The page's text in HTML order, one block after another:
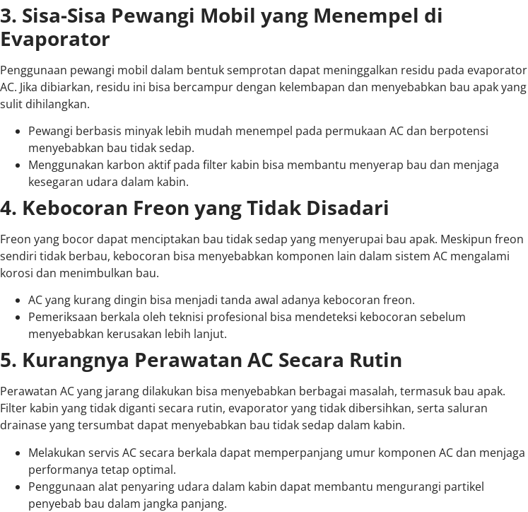
3. Sisa-Sisa Pewangi Mobil yang Menempel di
Evaporator
Penggunaan pewangi mobil dalam bentuk semprotan dapat meninggalkan residu pada evaporator
AC. Jika dibiarkan, residu ini bisa bercampur dengan kelembapan dan menyebabkan bau apak yang
sulit dihilangkan.
Pewangi berbasis minyak lebih mudah menempel pada permukaan AC dan berpotensi
menyebabkan bau tidak sedap.
Menggunakan karbon aktif pada filter kabin bisa membantu menyerap bau dan menjaga
kesegaran udara dalam kabin.
4. Kebocoran Freon yang Tidak Disadari
Freon yang bocor dapat menciptakan bau tidak sedap yang menyerupai bau apak. Meskipun freon
sendiri tidak berbau, kebocoran bisa menyebabkan komponen lain dalam sistem AC mengalami
korosi dan menimbulkan bau.
AC yang kurang dingin bisa menjadi tanda awal adanya kebocoran freon.
Pemeriksaan berkala oleh teknisi profesional bisa mendeteksi kebocoran sebelum
menyebabkan kerusakan lebih lanjut.
5. Kurangnya Perawatan AC Secara Rutin
Perawatan AC yang jarang dilakukan bisa menyebabkan berbagai masalah, termasuk bau apak.
Filter kabin yang tidak diganti secara rutin, evaporator yang tidak dibersihkan, serta saluran
drainase yang tersumbat dapat menyebabkan bau tidak sedap dalam kabin.
Melakukan servis AC secara berkala dapat memperpanjang umur komponen AC dan menjaga
performanya tetap optimal.
Penggunaan alat penyaring udara dalam kabin dapat membantu mengurangi partikel
penyebab bau dalam jangka panjang.